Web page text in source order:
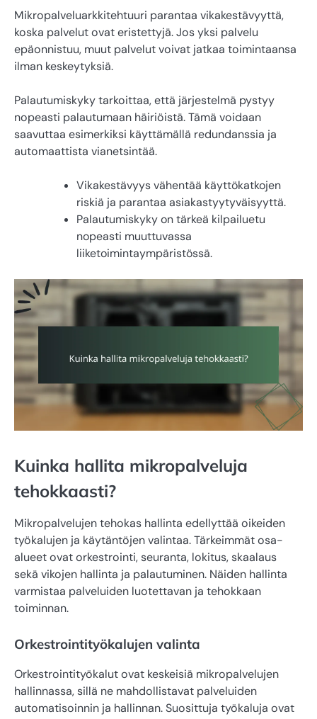
Mikropalveluarkkitehtuuri parantaa vikakestävyyttä,
koska palvelut ovat eristettyjä. Jos yksi palvelu
epäonnistuu, muut palvelut voivat jatkaa toimintaansa
ilman keskeytyksiä.
Palautumiskyky tarkoittaa, että järjestelmä pystyy
nopeasti palautumaan häiriöistä. Tämä voidaan
saavuttaa esimerkiksi käyttämällä redundanssia ja
automaattista vianetsintää.
Vikakestävyys vähentää käyttökatkojen
riskiä ja parantaa asiakastyytyväisyyttä.
Palautumiskyky on tärkeä kilpailuetu
nopeasti muuttuvassa
liiketoimintaympäristössä.
Kuinka hallita mikropalveluja
tehokkaasti?
Mikropalvelujen tehokas hallinta edellyttää oikeiden
työkalujen ja käytäntöjen valintaa. Tärkeimmät osa-
alueet ovat orkestrointi, seuranta, lokitus, skaalaus
sekä vikojen hallinta ja palautuminen. Näiden hallinta
varmistaa palveluiden luotettavan ja tehokkaan
toiminnan.
Orkestrointityökalujen valinta
Orkestrointityökalut ovat keskeisiä mikropalvelujen
hallinnassa, sillä ne mahdollistavat palveluiden
automatisoinnin ja hallinnan. Suosittuja työkaluja ovat